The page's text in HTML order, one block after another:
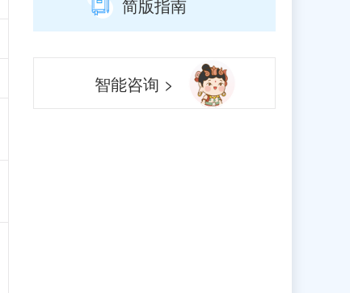
简版指南
智能咨询 >